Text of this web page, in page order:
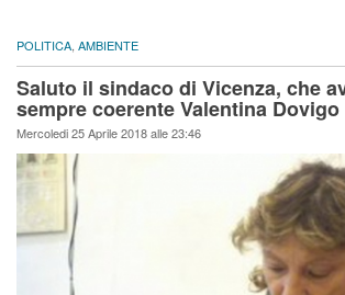
POLITICA AMBIENTE
Saluto il sindaco di Vicenza, che
sempre coerente Valentina Dovigo
Mercoledi 25 Aprile 2018 alle 23:46